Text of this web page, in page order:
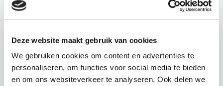
Deze website maakt gebruik van cookies
We gebruiken cookies om content en advertenties te
personaliseren, om functies voor social media te bieden
en om ons websiteverkeer te analyseren. Ook delen we